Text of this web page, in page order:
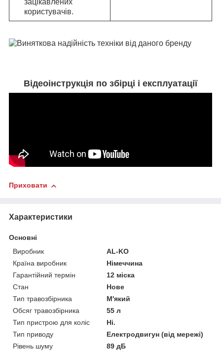
зацікавлених
користувачів.
Відеоінструкція по збірці і експлуатації
Приховати
Характеристики
Основні
Виробник
AL-KO
Країна виробник
Німеччина
Гарантійний термін
12 міска
Стан
Нове
Тип травозбірника
М'який
Обсяг травозбірника
55 л
Тип пристрою для коліс
Ні.
Тип приводу
Електродвигун (від мережі)
Рівень шуму
89 дБ